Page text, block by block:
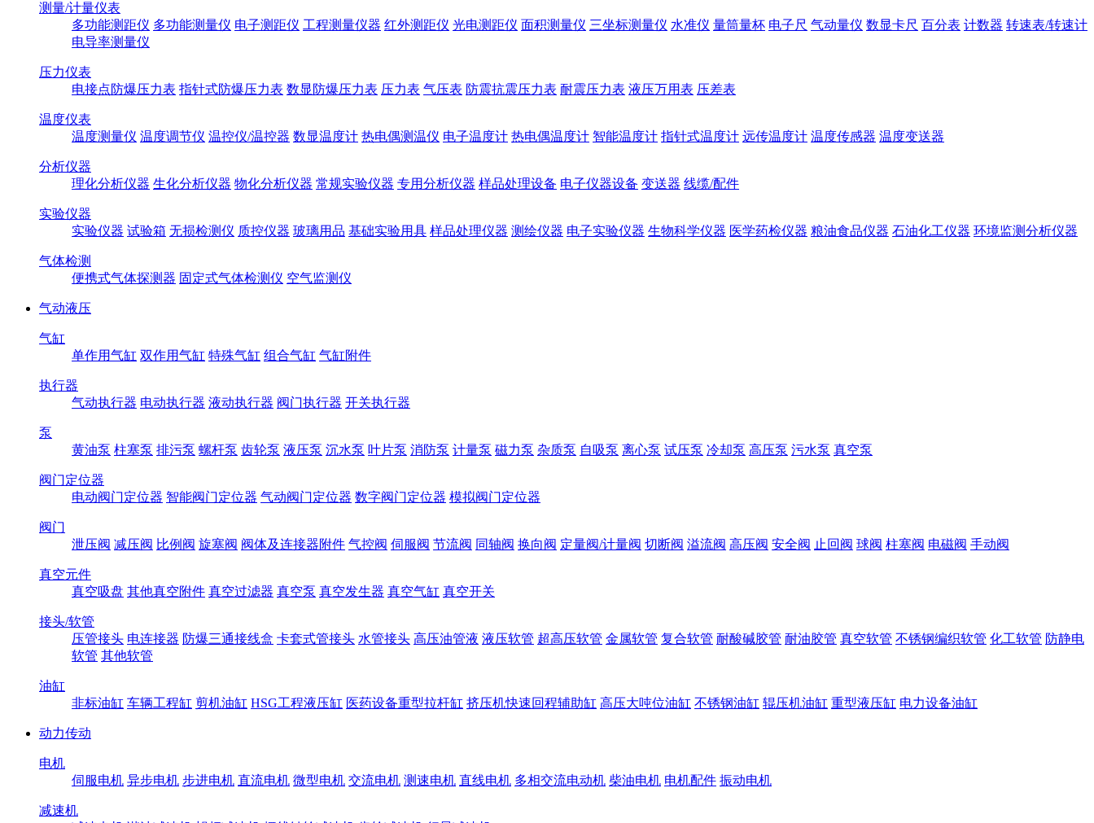
测量/计量仪表
多功能测距仪 多功能测量仪 电子测距仪 工程测量仪器 红外测距仪 光电测距仪 面积测量仪 三坐标测量仪 水准仪 量筒量杯 电子尺 气动量仪 数显卡尺 百分表 计数器 转速表/转速计
电导率测量仪
压力仪表
电接点防爆压力表 指针式防爆压力表 数显防爆压力表 压力表 气压表 防震抗震压力表 耐震压力表 液压万用表 压差表
温度仪表
温度测量仪 温度调节仪 温控仪/温控器 数显温度计 热电偶测温仪 电子温度计 热电偶温度计 智能温度计 指针式温度计 远传温度计 温度传感器 温度变送器
分析仪器
理化分析仪器 生化分析仪器 物化分析仪器 常规实验仪器 专用分析仪器 样品处理设备 电子仪器设备 变送器 线缆/配件
实验仪器
实验仪器 试验箱 无损检测仪 质控仪器 玻璃用品 基础实验用具 样品处理仪器 测绘仪器 电子实验仪器 生物科学仪器 医学药检仪器 粮油食品仪器 石油化工仪器 环境监测分析仪器
气体检测
便携式气体探测器 固定式气体检测仪 空气监测仪
气动液压
气缸
单作用气缸 双作用气缸 特殊气缸 组合气缸 气缸附件
执行器
气动执行器 电动执行器 液动执行器 阀门执行器 开关执行器
泵
黄油泵 柱塞泵 排污泵 螺杆泵 齿轮泵 液压泵 沉水泵 叶片泵 消防泵 计量泵 磁力泵 杂质泵 自吸泵 离心泵 试压泵 冷却泵 高压泵 污水泵 真空泵
阀门定位器
电动阀门定位器 智能阀门定位器 气动阀门定位器 数字阀门定位器 模拟阀门定位器
阀门
泄压阀 减压阀 比例阀 旋塞阀 阀体及连接器附件 气控阀 伺服阀 节流阀 同轴阀 换向阀 定量阀/计量阀 切断阀 溢流阀 高压阀 安全阀 止回阀 球阀 柱塞阀 电磁阀 手动阀
真空元件
真空吸盘 其他真空附件 真空过滤器 真空泵 真空发生器 真空气缸 真空开关
接头/软管
压管接头 电连接器 防爆三通接线盒 卡套式管接头 水管接头 高压油管液 液压软管 超高压软管 金属软管 复合软管 耐酸碱胶管 耐油胶管 真空软管 不锈钢编织软管 化工软管 防静电
软管 其他软管
油缸
非标油缸 车辆工程缸 剪机油缸 HSG工程液压缸 医药设备重型拉杆缸 挤压机快速回程辅助缸 高压大吨位油缸 不锈钢油缸 辊压机油缸 重型液压缸 电力设备油缸
动力传动
电机
伺服电机 异步电机 步进电机 直流电机 微型电机 交流电机 测速电机 直线电机 多相交流电动机 柴油电机 电机配件 振动电机
减速机